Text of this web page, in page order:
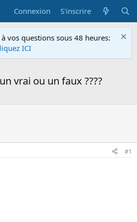
Connexion S'inscrire
vos questions sous 48 heures:
ICI
vrai ou un faux ????
#1